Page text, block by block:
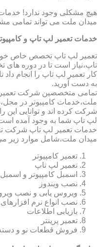
هیچ مشکلی وجود ندارد!
میدان ملت می تواند تمامی
خدمات تعمیر لپ تاپ و
تعمیر لپ تاپ تخصص خاص
تاپ،نیاز است تا در دوره
کار تعمیر لپ تاپ را انجام داد
به دست آورید.
تمامی متخصصین شرکت
ملت،خدمات کامپیوتر در
شرکت کرده اند و توانایی این
لپ تاپ شما به وجود آمده است
خدمات تعمیر لپ تاپ شرکت
میدان ملت،شامل موارد زیر
تعمیر کامپیوتر
تعمیر لپ تاپ
اسمبل کامپیوتر و
نصب ویندوز
ویروس یابی و نصب
نصب انواع نرم
بازیابی اطلاعات
تعمیر پرینتر
فروش قطعات نو و